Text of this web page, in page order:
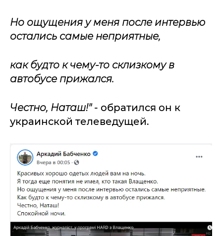
Но ощущения у меня после интервью
остались самые неприятные,
как будто к чему-то склизкому в
автобусе прижался.
Честно, Наташ!"- обратился он к
украинской телеведущей.